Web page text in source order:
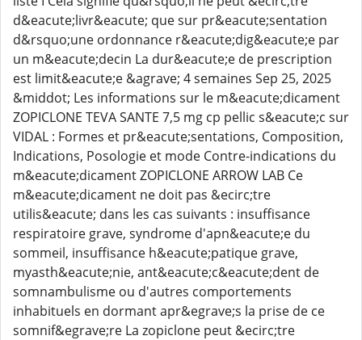
d&eacute;livr&eacute; que sur pr&eacute;sentation
d&rsquo;une ordonnance r&eacute;dig&eacute;e par
un m&eacute;decin La dur&eacute;e de prescription
est limit&eacute;e &agrave; 4 semaines Sep 25, 2025
&middot; Les informations sur le m&eacute;dicament
ZOPICLONE TEVA SANTE 7,5 mg cp pellic s&eacute;c sur
VIDAL : Formes et pr&eacute;sentations, Composition,
Indications, Posologie et mode Contre-indications du
m&eacute;dicament ZOPICLONE ARROW LAB Ce
m&eacute;dicament ne doit pas &ecirc;tre
utilis&eacute; dans les cas suivants : insuffisance
respiratoire grave, syndrome d'apn&eacute;e du
sommeil, insuffisance h&eacute;patique grave,
myasth&eacute;nie, ant&eacute;c&eacute;dent de
somnambulisme ou d'autres comportements
inhabituels en dormant apr&egrave;s la prise de ce
somnif&egrave;re La zopiclone peut &ecirc;tre